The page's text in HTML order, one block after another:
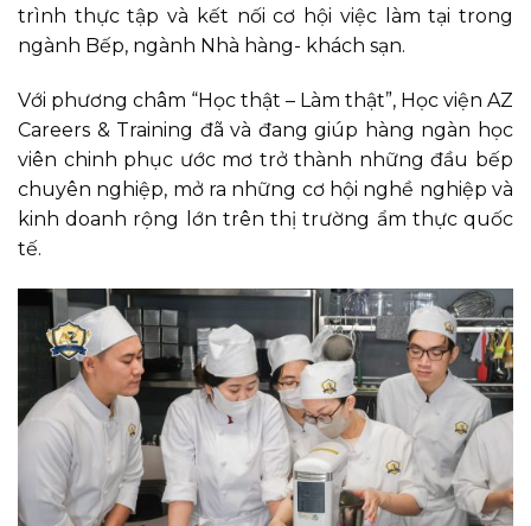
trình thực tập và kết nối cơ hội việc làm tại trong
ngành Bếp, ngành Nhà hàng- khách sạn.
Với phương châm “Học thật – Làm thật”, Học viện AZ
Careers & Training đã và đang giúp hàng ngàn học
viên chinh phục ước mơ trở thành những đầu bếp
chuyên nghiệp, mở ra những cơ hội nghề nghiệp và
kinh doanh rộng lớn trên thị trường ẩm thực quốc
tế.